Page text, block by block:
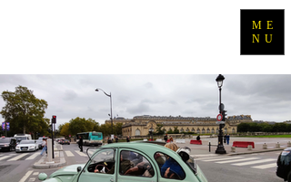
ME
NU